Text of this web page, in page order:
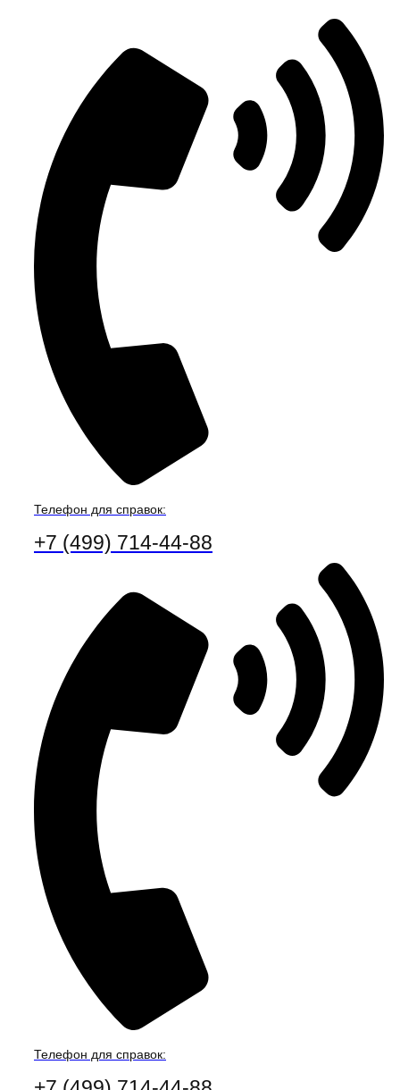
Телефон для справок:
+7 (499) 714-44-88
Телефон для справок: